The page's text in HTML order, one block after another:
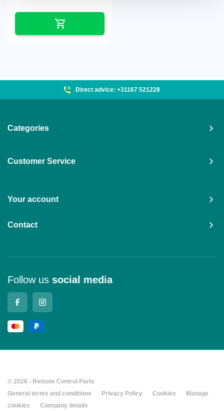
Direct advice: +31167 521228
Categories
Customer Service
Your account
Contact
Follow us social media
© 2026 - Remote Control Parts
General terms and conditions
Privacy Policy Cookies
Manage
cookies
Company details